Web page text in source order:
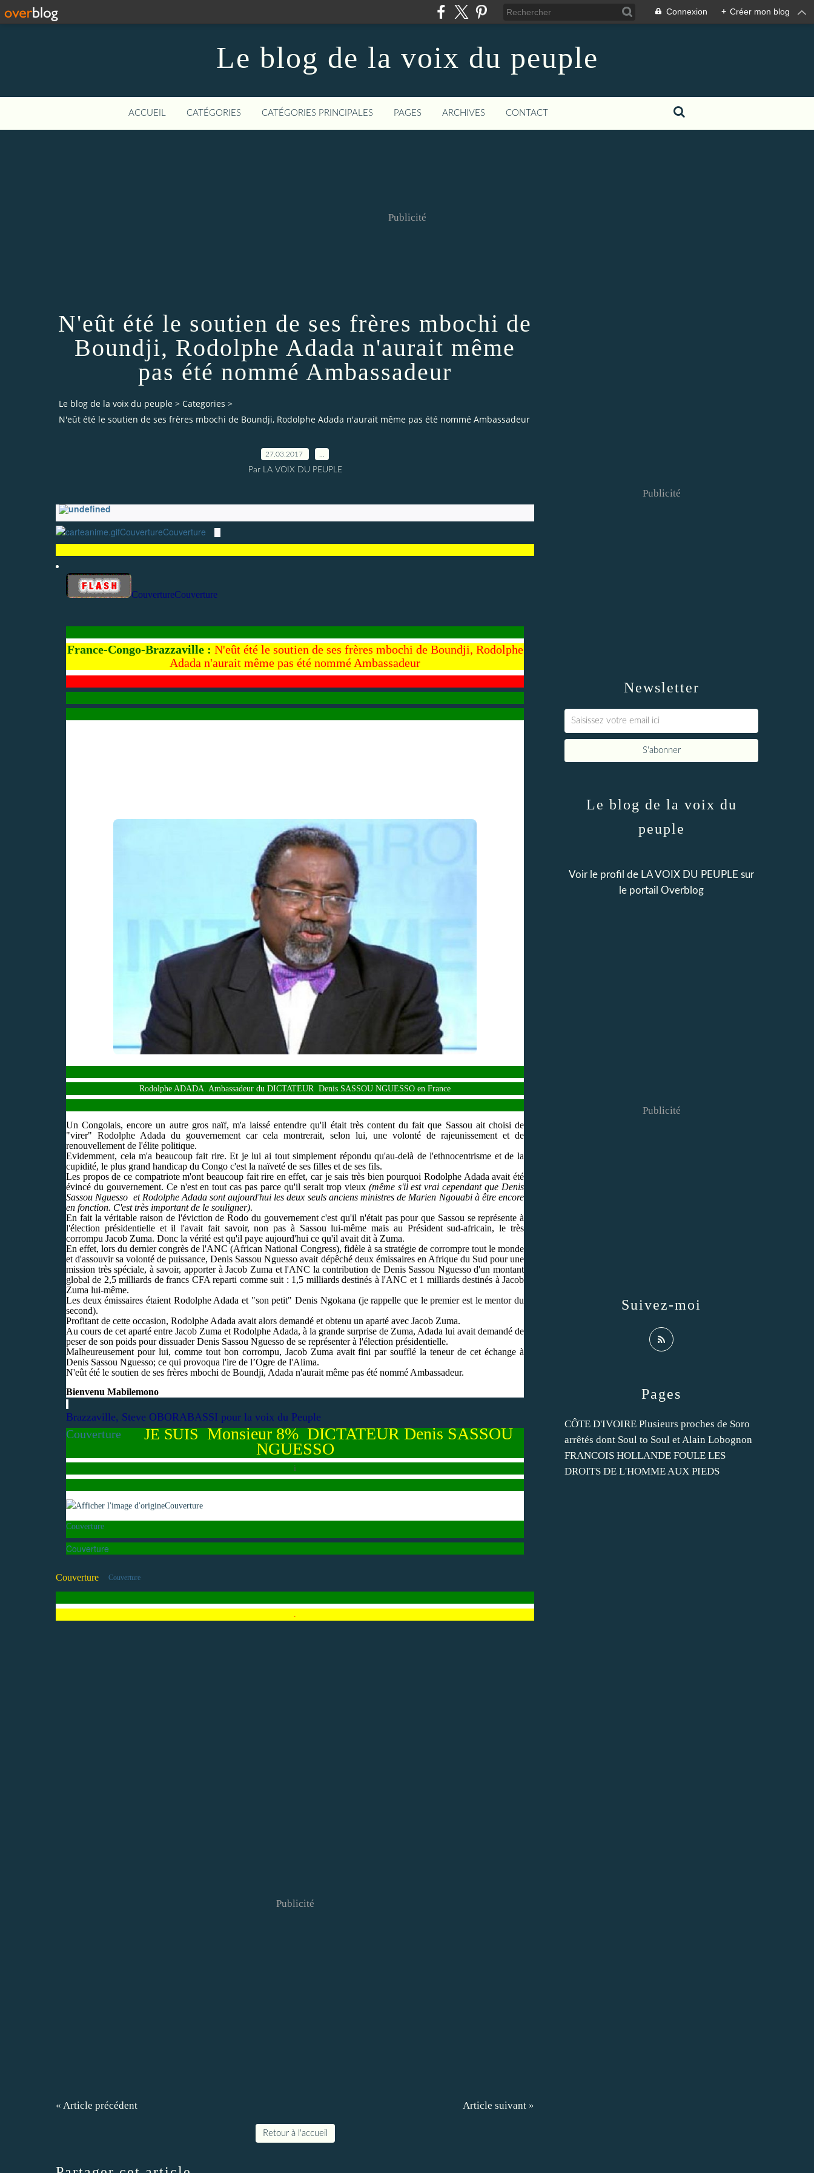
Connexion + Créer mon blog
Le blog de la voix du peuple
ACCUEIL CATÉGORIES CATÉGORIES PRINCIPALES PAGES ARCHIVES CONTACT
Publicité
N'eût été le soutien de ses frères mbochi de
Boundji, Rodolphe Adada n'aurait même
pas été nommé Ambassadeur
Le blog de la voix du peuple > Categories >
N'eût été le soutien de ses frères mbochi de Boundji, Rodolphe Adada n'aurait même pas été nommé Ambassadeur
27.03.2017
Par LA VOIX DU PEUPLE
CouvertureCouverture
CouvertureCouverture
France-Congo-Brazzaville : N'eût été le soutien de ses frères mbochi de Boundji, Rodolphe
Adada n'aurait même pas été nommé Ambassadeur
Rodolphe ADADA. Ambassadeur du DICTATEUR Denis SASSOU NGUESSO en France
Un Congolais, encore un autre gros naïf, m'a laissé entendre qu'il était très content du fait que Sassou ait choisi de
"virer" Rodolphe Adada du gouvernement car cela montrerait, selon lui, une volonté de rajeunissement et de
renouvellement de l'élite politique.
Evidemment, cela m'a beaucoup fait rire. Et je lui ai tout simplement répondu qu'au-delà de l'ethnocentrisme et de la
cupidité, le plus grand handicap du Congo c'est la naïveté de ses filles et de ses fils.
Les propos de ce compatriote m'ont beaucoup fait rire en effet, car je sais très bien pourquoi Rodolphe Adada avait été
évincé du gouvernement. Ce n'est en tout cas pas parce qu'il serait trop vieux (même s'il est vrai cependant que Denis
Sassou Nguesso et Rodolphe Adada sont aujourd'hui les deux seuls anciens ministres de Marien Ngouabi à être encore
en fonction. C'est très important de le souligner).
En fait la véritable raison de l'éviction de Rodo du gouvernement c'est qu'il n'était pas pour que Sassou se représente à
l'élection présidentielle et il l'avait fait savoir, non pas à Sassou lui-même mais au Président sud-africain, le très
corrompu Jacob Zuma. Donc la vérité est qu'il paye aujourd'hui ce qu'il avait dit à Zuma.
En effet, lors du dernier congrès de l'ANC (African National Congress), fidèle à sa stratégie de corrompre tout le monde
et d'assouvir sa volonté de puissance, Denis Sassou Nguesso avait dépêché deux émissaires en Afrique du Sud pour une
mission très spéciale, à savoir, apporter à Jacob Zuma et l'ANC la contribution de Denis Sassou Nguesso d'un montant
global de 2,5 milliards de francs CFA reparti comme suit : 1,5 milliards destinés à l'ANC et 1 milliards destinés à Jacob
Zuma lui-même.
Les deux émissaires étaient Rodolphe Adada et "son petit" Denis Ngokana (je rappelle que le premier est le mentor du
second).
Profitant de cette occasion, Rodolphe Adada avait alors demandé et obtenu un aparté avec Jacob Zuma.
Au cours de cet aparté entre Jacob Zuma et Rodolphe Adada, à la grande surprise de Zuma, Adada lui avait demandé de
peser de son poids pour dissuader Denis Sassou Nguesso de se représenter à l'élection présidentielle.
Malheureusement pour lui, comme tout bon corrompu, Jacob Zuma avait fini par soufflé la teneur de cet échange à
Denis Sassou Nguesso; ce qui provoqua l'ire de l’Ogre de l'Alima.
N'eût été le soutien de ses frères mbochi de Boundji, Adada n'aurait même pas été nommé Ambassadeur.
Bienvenu Mabilemono
Brazzaville, Steve OBORABASSI pour la voix du Peuple
JE SUIS
Couverture
Monsieur 8% DICTATEUR Denis SASSOU
NGUESSO
i
Couverture
Couverture
Couverture
Couverture Couverture
Publicité
« Article précédent Article suivant »
Retour à l'accueil
Newsletter
Publicité
Pages
CÔTE D'IVOIRE Plusieurs proches de Soro
arrêtés dont Soul to Soul et Alain Lobognon
FRANCOIS HOLLANDE FOULE LES
DROITS DE L'HOMME AUX PIEDS
Le blog de la voix du
peuple
Voir le profil de LA VOIX DU PEUPLE sur
le portail Overblog
Suivez-moi
Publicité